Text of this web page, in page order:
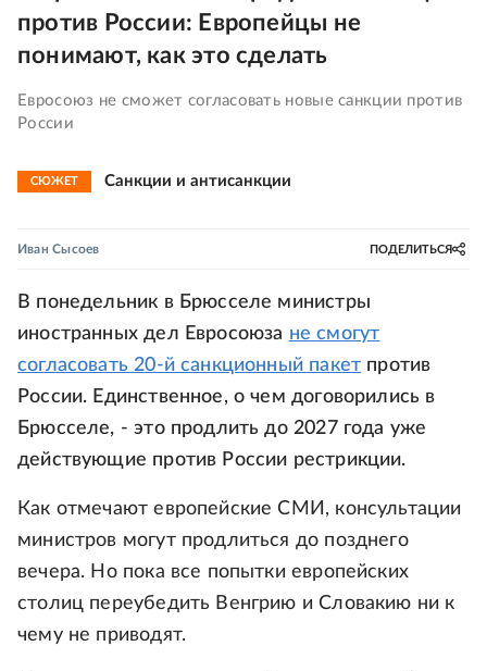
против России: Европейцы не
понимают, как это сделать
Евросоюз не сможет согласовать новые санкции против
России
СЮЖЕТ Санкции и антисанкции
Иван Сысоев ПОДЕЛИТЬСЯ
В понедельник в Брюсселе министры
иностранных дел Евросоюза не смогут
согласовать 20-й санкционный пакет против
России. Единственное, о чем договорились в
Брюсселе, - это продлить до 2027 года уже
действующие против России рестрикции.
Как отмечают европейские СМИ, консультации
министров могут продлиться до позднего
вечера. Но пока все попытки европейских
столиц переубедить Венгрию и Словакию ни к
чему не приводят.